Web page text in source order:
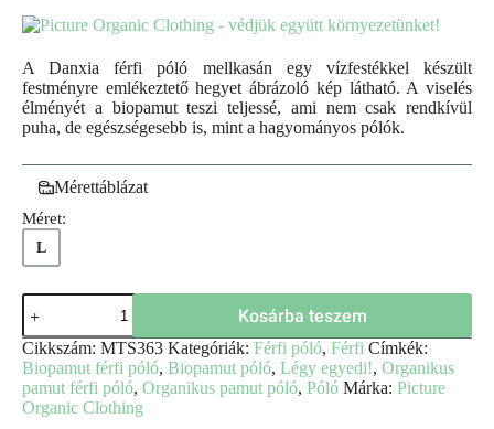
A Danxia férfi póló mellkasán egy vízfestékkel készült
festményre emlékeztető hegyet ábrázoló kép látható. A viselés
élményét a biopamut teszi teljessé, ami nem csak rendkívül
puha, de egészségesebb is, mint a hagyományos pólók.
Mérettáblázat
Méret:
L
Kosárba teszem
Cikkszám: MTS363 Kategóriák: Férfi póló, Férfi Címkék:
Biopamut férfi póló, Biopamut póló, Légy egyedi!, Organikus
pamut férfi póló, Organikus pamut póló, Póló Márka: Picture
Organic Clothing